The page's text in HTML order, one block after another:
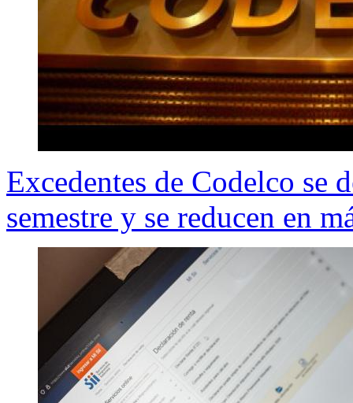
Excedentes de Codelco se
semestre y se reducen en